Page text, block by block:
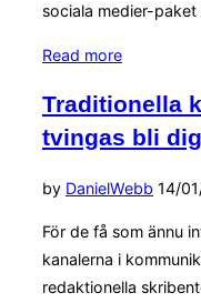
sociala medier-
Read more“2009
ett
toppenår”
Traditionella
tvingas bli
by DanielWebb 14/
För de få som ännu
kanalerna i
redaktionella